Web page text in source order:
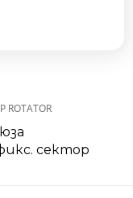
ROTATOR
сектор